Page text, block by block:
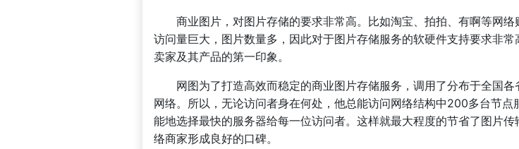
商业图片，对图片存储的要求非常高。比如淘宝、拍拍、有啊等网络
访问量巨大，图片数量多，因此对于图片存储服务的软硬件支持要求非
卖家及其产品的第一印象。
网图为了打造高效而稳定的商业图片存储服务，调用了分布于全国各
网络。所以，无论访问者身在何处，他总能访问网络结构中200多台节
能地选择最快的服务器给每一位访问者。这样就最大程度的节省了图片
络商家形成良好的口碑。